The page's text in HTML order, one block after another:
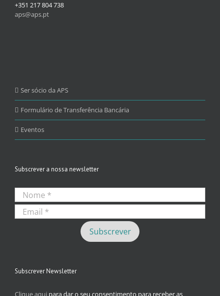
+351 217 804 738
aps@aps.pt
Ser sócio da APS
Formulário de Transferência Bancária
Eventos
Subscrever a nossa newsletter
Subscrever Newsletter